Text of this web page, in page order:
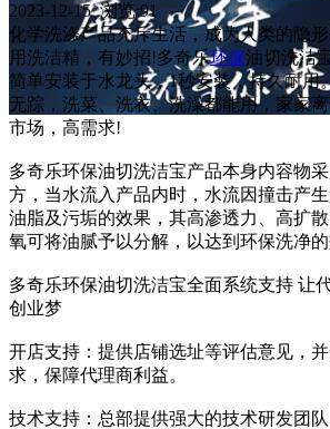
2023-12-15 浏览:91
化学洗涤产品充斥生活，成为人类的隐
用洗洁精，有妙招!多奇乐环保油切洗洁
简单安装于水龙头，1秒安装，持久耐用
无踪，洗菜、洗衣、洗澡都能用，家家
市场，高需求!
多奇乐环保油切洗洁宝产品本身内容物
方，当水流入产品内时，水流因撞击产
油脂及污垢的效果，其高渗透力、高扩
氧可将油腻予以分解，以达到环保洗净的
多奇乐环保油切洗洁宝全面系统支持 让
创业梦
开店支持：提供店铺选址等评估意见，
求，保障代理商利益。
技术支持：总部提供强大的技术研发团